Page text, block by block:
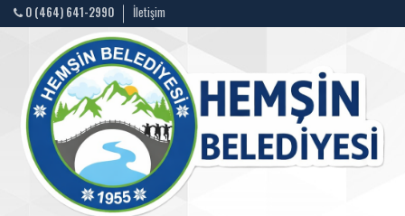
0 (464) 641-2990 İletişim